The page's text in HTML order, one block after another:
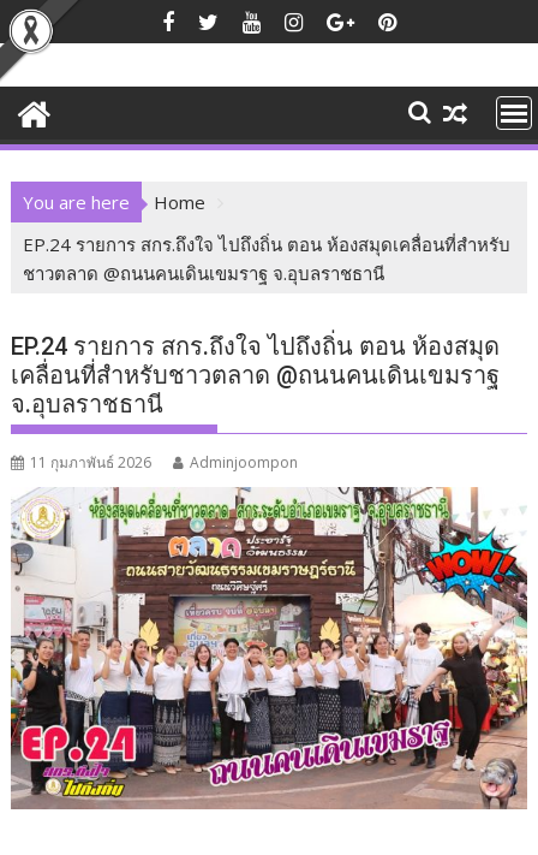
Skip
to
content
You are here
Home
EP.24 รายการ สกร.ถึงใจ ไปถึงถิ่น ตอน ห้องสมุดเคลื่อนที่สำหรับ
ชาวตลาด @ถนนคนเดินเขมราฐ จ.อุบลราชธานี
EP.24 รายการ สกร.ถึงใจ ไปถึงถิ่น ตอน ห้องสมุด
เคลื่อนที่สำหรับชาวตลาด @ถนนคนเดินเขมราฐ
จ.อุบลราชธานี
11 กุมภาพันธ์ 2026 Adminjoompon